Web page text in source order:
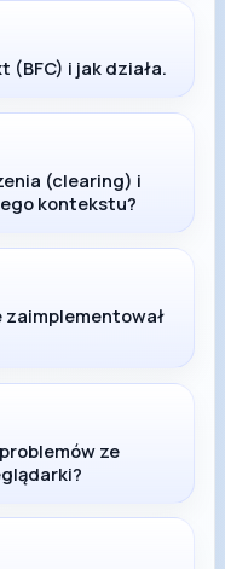
(BFC) i jak działa.
(clearing) i
kontekstu?
zaimplementował
ze